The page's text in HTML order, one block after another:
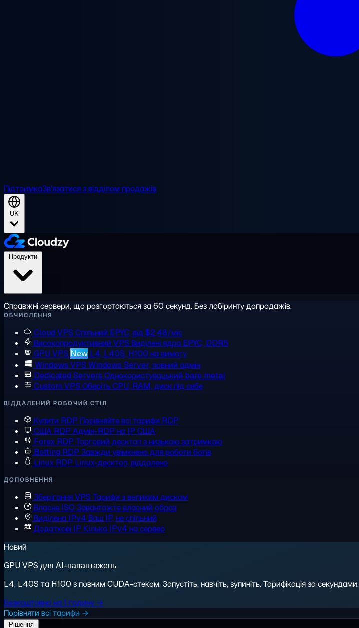
ПідтримкаЗв'язатися з відділом продажів
UK
Справжні сервери, що розгортаються за 60 секунд. Без лабіринту допродажів.
ОБЧИСЛЕННЯ
Cloud VPS Спільний EPYC, від $2,48/міс
Високопродуктивний VPS Виділені ядра EPYC, DDR5
GPU VPS New L4, L40S, H100 на вимогу
Windows VPS Windows Server, повний адмін
Dedicated Servers Однокористувацький bare metal
Custom VPS Оберіть CPU, RAM, диск під себе
ВІДДАЛЕНИЙ РОБОЧИЙ СТІЛ
Купити RDP Порівняйте всі тарифи RDP
США RDP Адмін-RDP на IP США
Forex RDP Торговий десктоп з низькою затримкою
Botting RDP Завжди увімкнено для роботи ботів
Linux RDP Linux-десктоп, віддалено
ДОПОВНЕННЯ
Зберігання VPS Тарифи з великим диском
Власне ISO Завантажте власний образ
Виділена IPv4 Ваш IP, не спільний
Додаткові IP Кілька IPv4 на сервер
Новий
GPU VPS для AI-навантажень
L4, L40S та H100 з повним CUDA-стеком. Запустіть, навчіть, зупиніть. Тарифікація за секундами.
Безкоштовно на 1 годину →
Порівняти всі тарифи →